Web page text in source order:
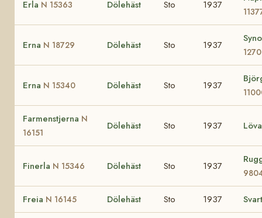
Erla N 15363 Dölehäst Sto 1937
Erna N 18729 Dölehäst Sto 1937
Erna N 15340 Dölehäst Sto 1937
Farmenstjerna N
16151
Dölehäst Sto 1937
Finerla N 15346 Dölehäst Sto 1937
Freia N 16145 Dölehäst Sto 1937